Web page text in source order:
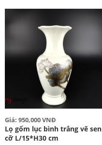
Giá: 950,000 VNĐ
Lọ gốm lục bình trắng vẽ sen
cỡ L/15*H30 cm